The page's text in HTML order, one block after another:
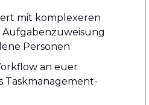
mit komplexeren
Aufgabenzuweisung
Personen
an euer
Taskmanagement-